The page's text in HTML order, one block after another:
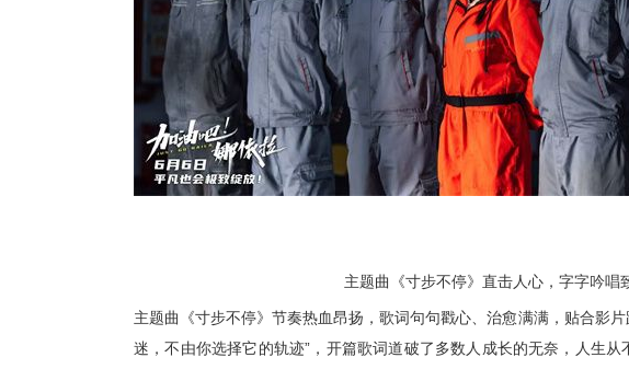
主题曲 《寸步不停》 直击人心 ， 字字吟唱
主题曲《寸步不停》节奏热血昂扬，歌词句句戳心、治愈满满，贴合影片
迷，不由你选择它的轨迹”，开篇歌词道破了多数人成长的无奈，人生